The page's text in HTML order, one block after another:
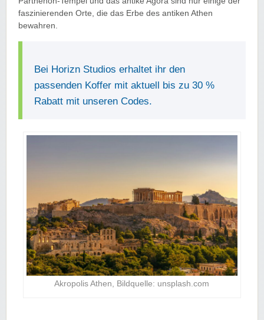
faszinierenden Orte, die das Erbe des antiken Athen
bewahren.
Bei Horizn Studios erhaltet ihr den
passenden Koffer mit aktuell bis zu 30 %
Rabatt mit unseren Codes.
Akropolis Athen, Bildquelle: unsplash.com